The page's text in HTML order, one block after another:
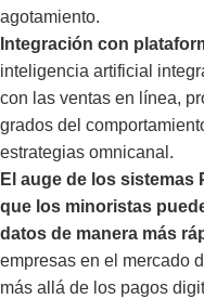
agotamiento.
Integración con
inteligencia artificial
con las ventas en línea,
grados del
estrategias omnicanal.
El auge de los
que los minoristas
datos de manera más
empresas en el mercado
más allá de los pagos